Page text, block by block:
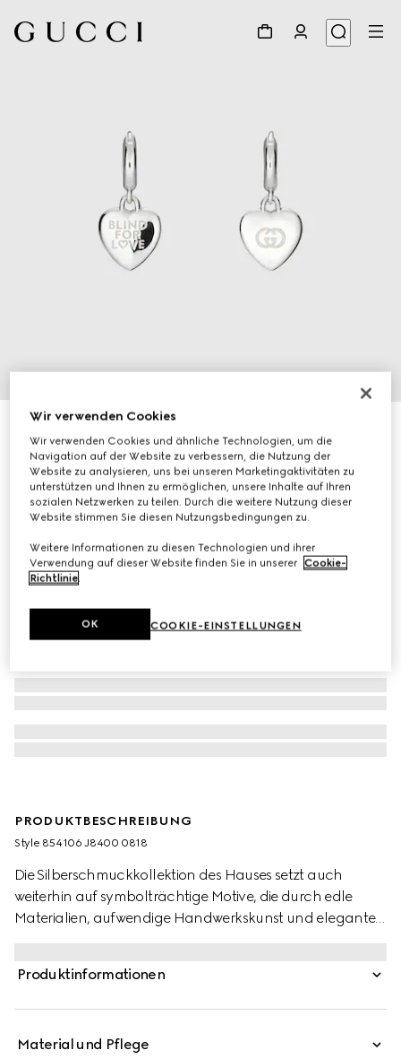
Blind For Love Creolen
€ 450
PRODUKTBESCHREIBUNG
Style ‎854106 J8400 0818
Die Silberschmuckkollektion des Hauses setzt auch
weiterhin auf symbolträchtige Motive, die durch edle
Materialien, aufwendige Handwerkskunst und elegante
Produktinformationen
Material und Pflege
Wir verwenden Cookies
Wir verwenden Cookies und ähnliche Technologien, um die
Navigation auf der Website zu verbessern, die Nutzung der
Website zu analysieren, uns bei unseren Marketingaktivitäten zu
unterstützen und Ihnen zu ermöglichen, unsere Inhalte auf Ihren
sozialen Netzwerken zu teilen. Durch die weitere Nutzung dieser
Website stimmen Sie diesen Nutzungsbedingungen zu.
Weitere Informationen zu diesen Technologien und ihrer
Verwendung auf dieser Website finden Sie in unserer Cookie-
Richtlinie.
COOKIE-EINSTELLUNGEN
OK